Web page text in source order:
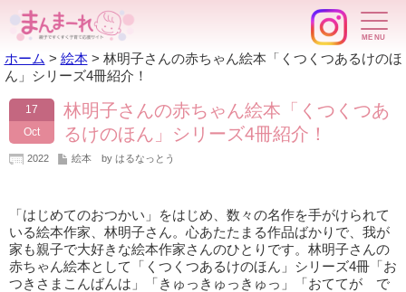
ホーム > 絵本> 林明子さんの赤ちゃん絵本「くつくつあるけのほ
ん」シリーズ4冊紹介！
17
Oct
林明子さんの赤ちゃん絵本「くつくつあ
るけのほん」シリーズ4冊紹介！
2022 絵本 by はるなっとう
「はじめてのおつかい」をはじめ、数々の名作を手がけられて
いる絵本作家、林明子さん。心あたたまる作品ばかりで、我が
家も親子で大好きな絵本作家さんのひとりです。林明子さんの
赤ちゃん絵本として「くつくつあるけのほん」シリーズ4冊「お
つきさまこんばんは」「きゅっきゅっきゅっ」「おててが で